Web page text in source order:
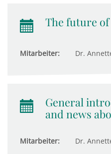
The future of
Mitarbeiter: Dr.
General
and news
Mitarbeiter: Dr.